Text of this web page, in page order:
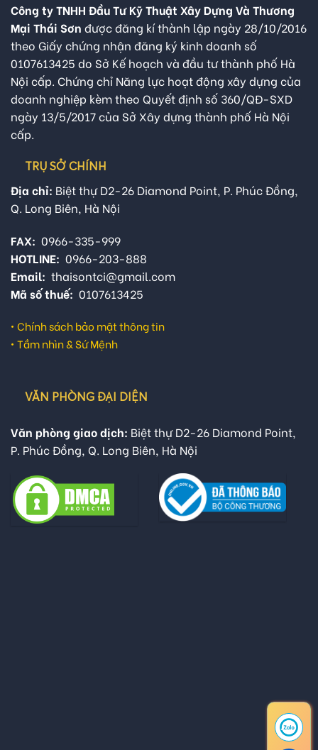
Công ty TNHH Đầu Tư Kỹ Thuật Xây Dựng Và Thương
Mại Thái Sơn được đăng kí thành lập ngày 28/10/2016
theo Giấy chứng nhận đăng ký kinh doanh số
0107613425 do Sở Kế hoạch và đầu tư thành phố Hà
Nội cấp. Chứng chỉ Năng lực hoạt động xây dựng của
doanh nghiệp kèm theo Quyết định số 360/QĐ-SXD
ngày 13/5/2017 của Sở Xây dựng thành phố Hà Nội
cấp.
TRỤ SỞ CHÍNH
Địa chỉ: Biệt thự D2-26 Diamond Point, P. Phúc Đồng,
Q. Long Biên, Hà Nội
FAX: 0966-335-999
HOTLINE: 0966-203-888
Email: thaisontci@gmail.com
Mã số thuế: 0107613425
• Chính sách bảo mật thông tin
• Tầm nhìn & Sứ Mệnh
VĂN PHÒNG ĐẠI DIỆN
Văn phòng giao dịch: Biệt thự D2-26 Diamond Point,
P. Phúc Đồng, Q. Long Biên, Hà Nội